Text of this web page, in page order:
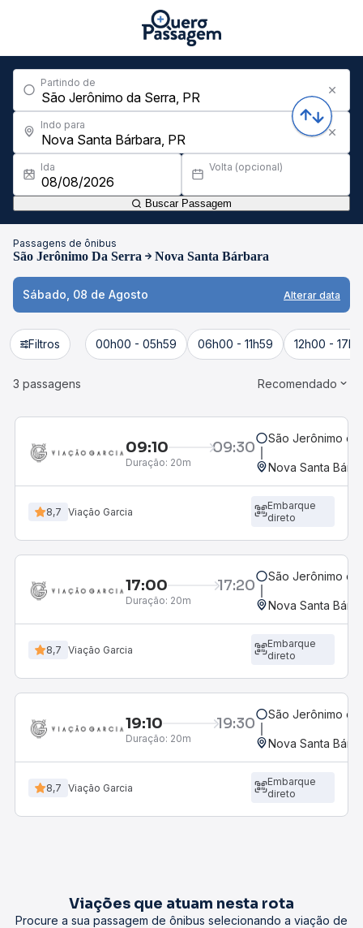
Partindo de
Indo para
Ida Volta (opcional)
Buscar Passagem
Passagens de ônibus
São Jerônimo Da Serra Nova Santa Bárbara
Sábado, 08 de Agosto Alterar data
Filtros 00h00 - 05h59 06h00 - 11h59 12h00 -
3 passagens Recomendado
09:10 09:30
Duração: 20m
São Jerônimo da
Nova Santa
8,7 Viação Garcia
Embarque
direto
17:00 17:20
Duração: 20m
São Jerônimo da
Nova Santa
8,7 Viação Garcia
Embarque
direto
19:10 19:30
Duração: 20m
São Jerônimo da
Nova Santa
8,7 Viação Garcia
Embarque
direto
Viações que atuam nesta rota
Procure a sua passagem de ônibus selecionando a viação de